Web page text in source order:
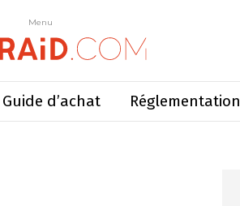
Menu
Guide d’achat Réglementation